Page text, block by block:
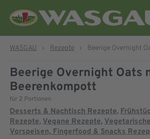
WASGAU › Rezepte › Beerige Overnight
Beerige Overnight Oats
Beerenkompott
für 2 Portionen
Desserts & Nachtisch Rezepte,
Rezepte, Vegane Rezepte,
Vorspeisen, Fingerfood & Snacks